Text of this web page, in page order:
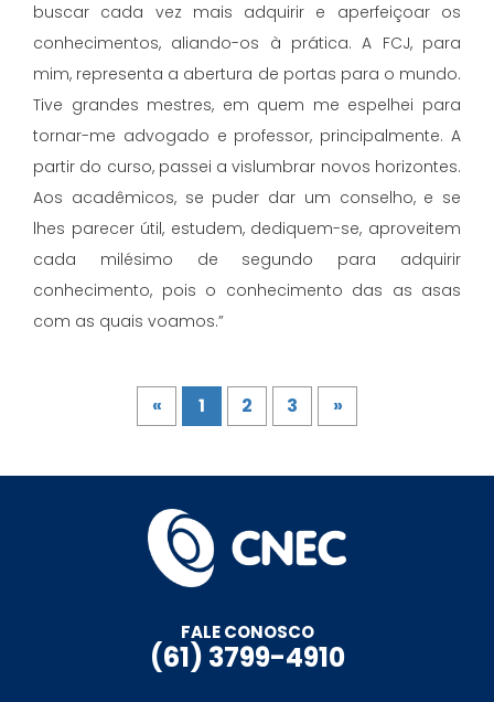
buscar cada vez mais adquirir e aperfeiçoar os
conhecimentos, aliando-os à prática. A FCJ, para
mim, representa a abertura de portas para o mundo.
Tive grandes mestres, em quem me espelhei para
tornar-me advogado e professor, principalmente. A
partir do curso, passei a vislumbrar novos horizontes.
Aos acadêmicos, se puder dar um conselho, e se
lhes parecer útil, estudem, dediquem-se, aproveitem
cada milésimo de segundo para adquirir
conhecimento, pois o conhecimento das as asas
com as quais voamos.”
« 1 2 3 »
FALE CONOSCO
(61) 3799-4910